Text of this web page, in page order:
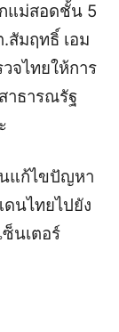
แม่สอดชั้น 5
สัมฤทธิ์ เอม
จไทยให้การ
าธารณรัฐ
แก้ไขปัญหา
นไทยไปยัง
ซ็นเตอร์